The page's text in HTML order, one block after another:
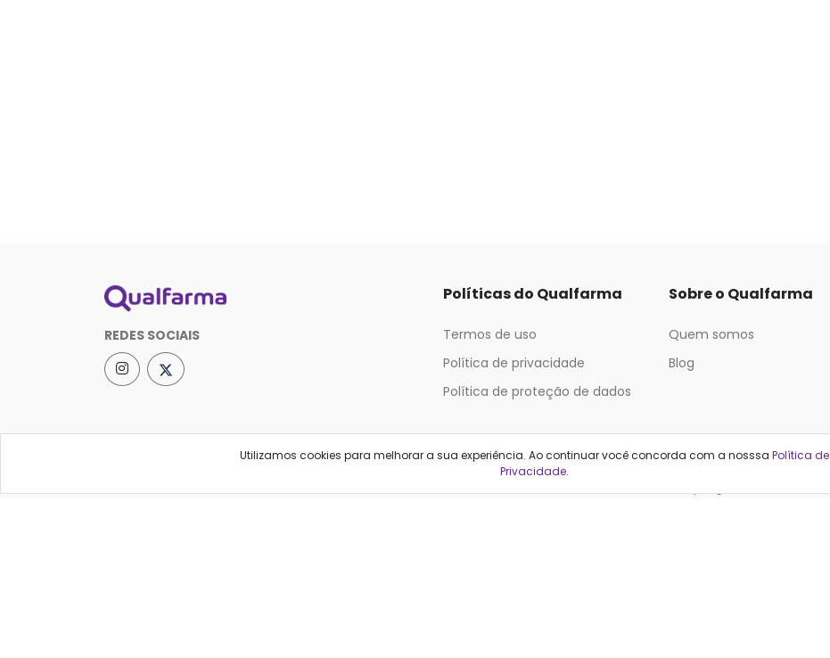
REDES SOCIAIS
Políticas do Qualfarma
Termos de uso
Política de privacidade
Política de proteção de dados
Sobre o Qualfarma
Quem somos
Blog
Categorias
Utilizamos cookies para melhorar a sua experiência. Ao continuar você concorda com a nosssa Política de
Privacidade.